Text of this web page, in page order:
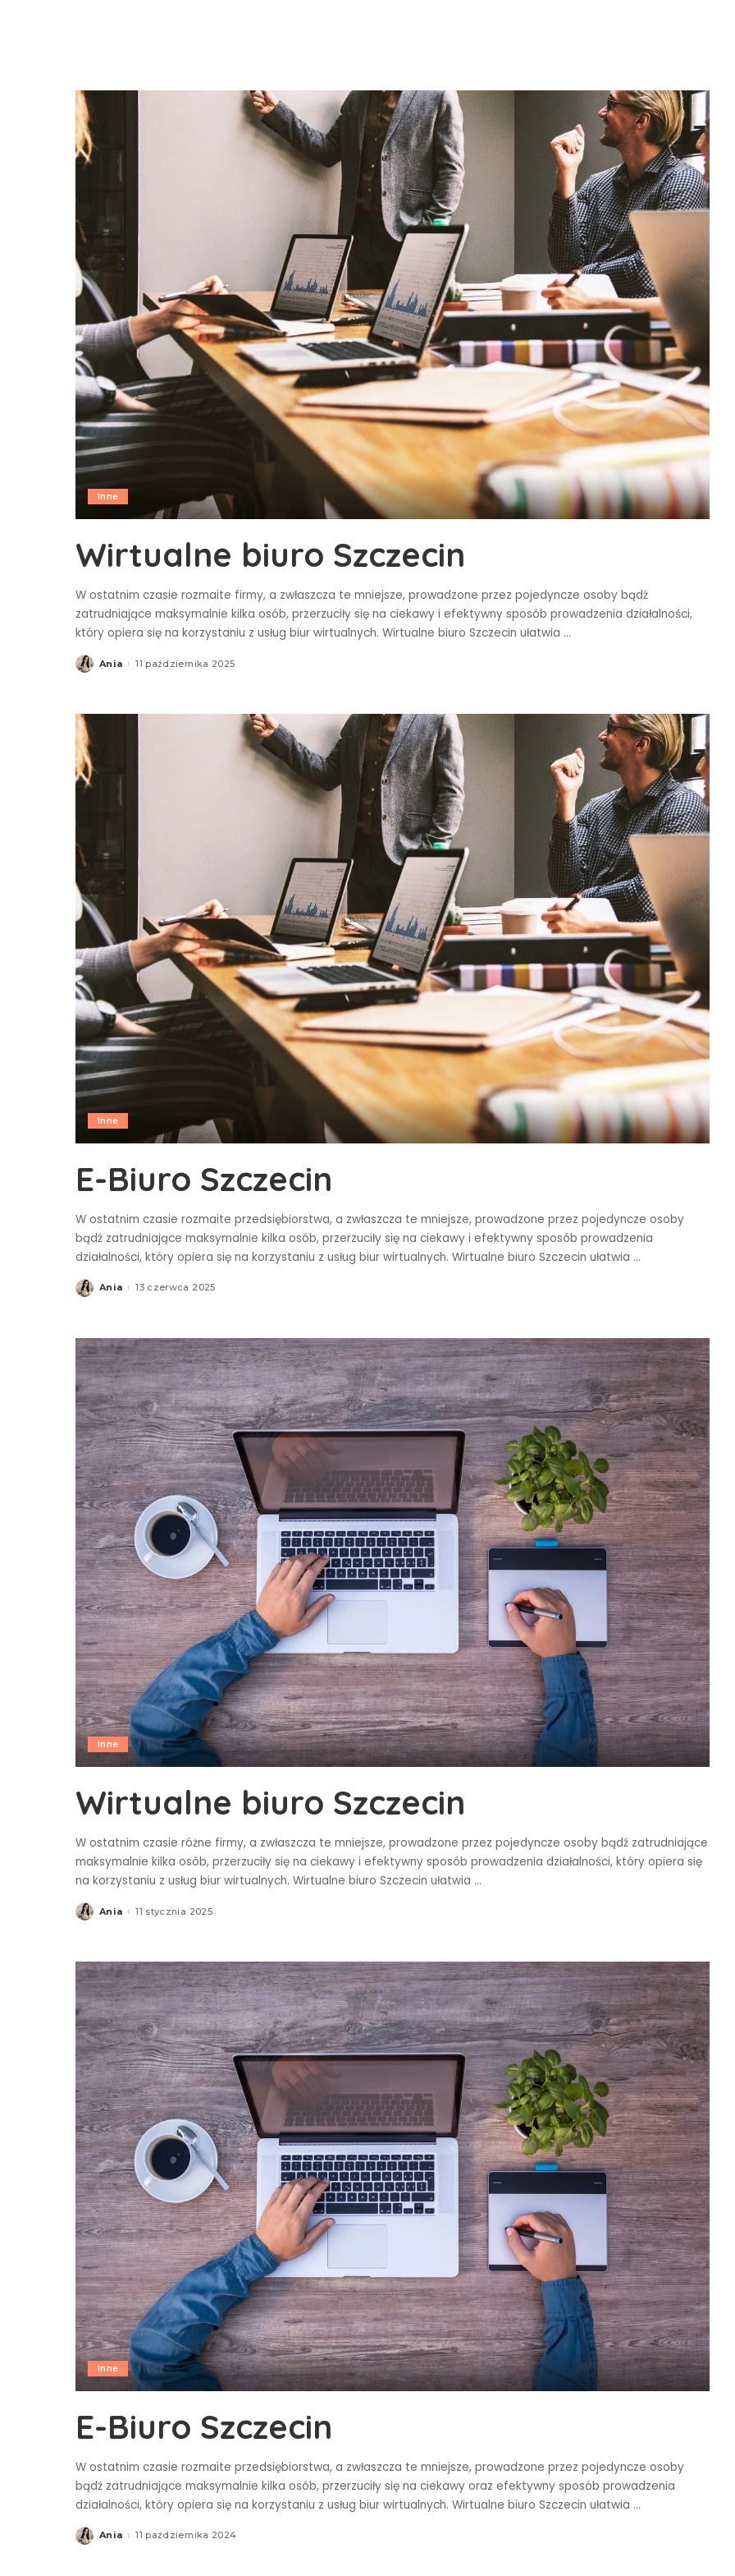
Inne
Wirtualne biuro Szczecin
W ostatnim czasie rozmaite firmy, a zwłaszcza te mniejsze, prowadzone przez pojedyncze osoby bądź
zatrudniające maksymalnie kilka osób, przerzuciły się na ciekawy i efektywny sposób prowadzenia działalności,
który opiera się na korzystaniu z usług biur wirtualnych. Wirtualne biuro Szczecin ułatwia ...
Posted
by
Ania 11 października 2025
Inne
E-Biuro Szczecin
W ostatnim czasie rozmaite przedsiębiorstwa, a zwłaszcza te mniejsze, prowadzone przez pojedyncze osoby
bądź zatrudniające maksymalnie kilka osób, przerzuciły się na ciekawy i efektywny sposób prowadzenia
działalności, który opiera się na korzystaniu z usług biur wirtualnych. Wirtualne biuro Szczecin ułatwia ...
Posted
by
Ania 13 czerwca 2025
Inne
Wirtualne biuro Szczecin
W ostatnim czasie różne firmy, a zwłaszcza te mniejsze, prowadzone przez pojedyncze osoby bądź zatrudniające
maksymalnie kilka osób, przerzuciły się na ciekawy i efektywny sposób prowadzenia działalności, który opiera się
na korzystaniu z usług biur wirtualnych. Wirtualne biuro Szczecin ułatwia ...
Posted
by
Ania 11 stycznia 2025
Inne
E-Biuro Szczecin
W ostatnim czasie rozmaite przedsiębiorstwa, a zwłaszcza te mniejsze, prowadzone przez pojedyncze osoby
bądź zatrudniające maksymalnie kilka osób, przerzuciły się na ciekawy oraz efektywny sposób prowadzenia
działalności, który opiera się na korzystaniu z usług biur wirtualnych. Wirtualne biuro Szczecin ułatwia ...
Posted
by
Ania 11 października 2024